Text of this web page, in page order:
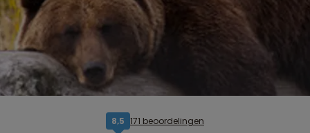
8,5 171 beoordelingen